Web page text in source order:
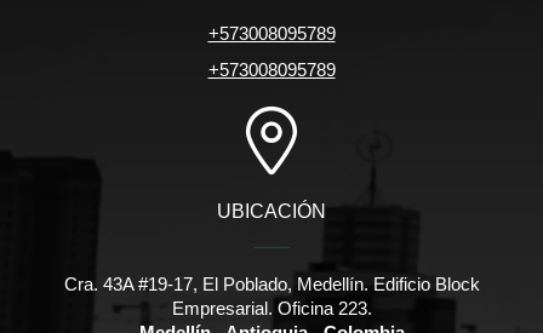
+573008095789
+573008095789
UBICACIÓN
Cra. 43A #19-17, El Poblado, Medellín. Edificio Block
Empresarial. Oficina 223.